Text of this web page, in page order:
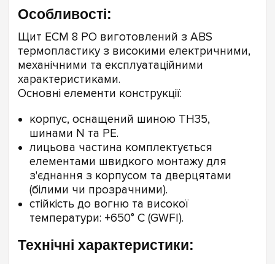
Особливості:
Щит ECM 8 PO виготовлений з ABS
термопластику з високими електричними,
механічними та експлуатаційними
характеристиками.
Основні елементи конструкції:
корпус, оснащений шиною TH35,
шинами N та PE.
лицьова частина комплектується
елементами швидкого монтажу для
з'єднання з корпусом та дверцятами
(білими чи прозрачними).
стійкість до вогню та високої
температури: +650° С (GWFI).
Технічні характеристики: